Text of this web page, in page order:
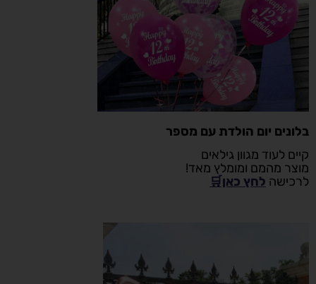
בלונים יום הולדת עם מספר
קיים לעוד מגוון גילאים
מוצר מהמם ומומלץ מאד!
לרכישה לחץ כאן🛒